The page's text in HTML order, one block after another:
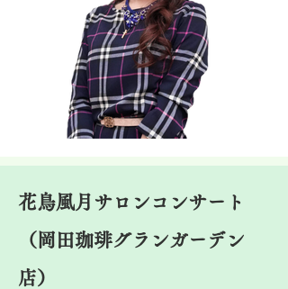
花鳥風月サロンコンサート
（岡田珈琲グランガーデン
店）